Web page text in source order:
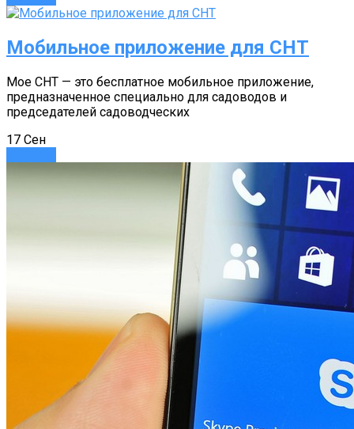
Мобильное приложение для СНТ
Мое СНТ — это бесплатное мобильное приложение,
предназначенное специально для садоводов и
председателей садоводческих
17 Сен